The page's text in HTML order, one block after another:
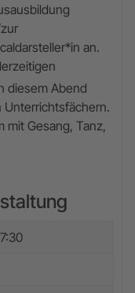
an.
diesem Abend
mit Gesang, Tanz,